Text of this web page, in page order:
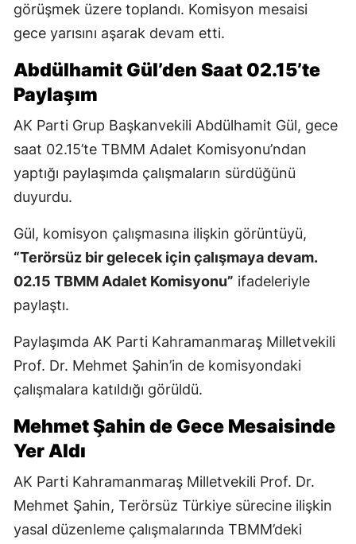
görüşmek üzere toplandı. Komisyon mesaisi
gece yarısını aşarak devam etti.
Abdülhamit Gül’den Saat 02.15’te
Paylaşım
AK Parti Grup Başkanvekili Abdülhamit Gül, gece
saat 02.15’te TBMM Adalet Komisyonu’ndan
yaptığı paylaşımda çalışmaların sürdüğünü
duyurdu.
Gül, komisyon çalışmasına ilişkin görüntüyü,
“Terörsüz bir gelecek için çalışmaya devam.
02.15 TBMM Adalet Komisyonu” ifadeleriyle
paylaştı.
Paylaşımda AK Parti Kahramanmaraş Milletvekili
Prof. Dr. Mehmet Şahin’in de komisyondaki
çalışmalara katıldığı görüldü.
Mehmet Şahin de Gece Mesaisinde
Yer Aldı
AK Parti Kahramanmaraş Milletvekili Prof. Dr.
Mehmet Şahin, Terörsüz Türkiye sürecine ilişkin
yasal düzenleme çalışmalarında TBMM’deki